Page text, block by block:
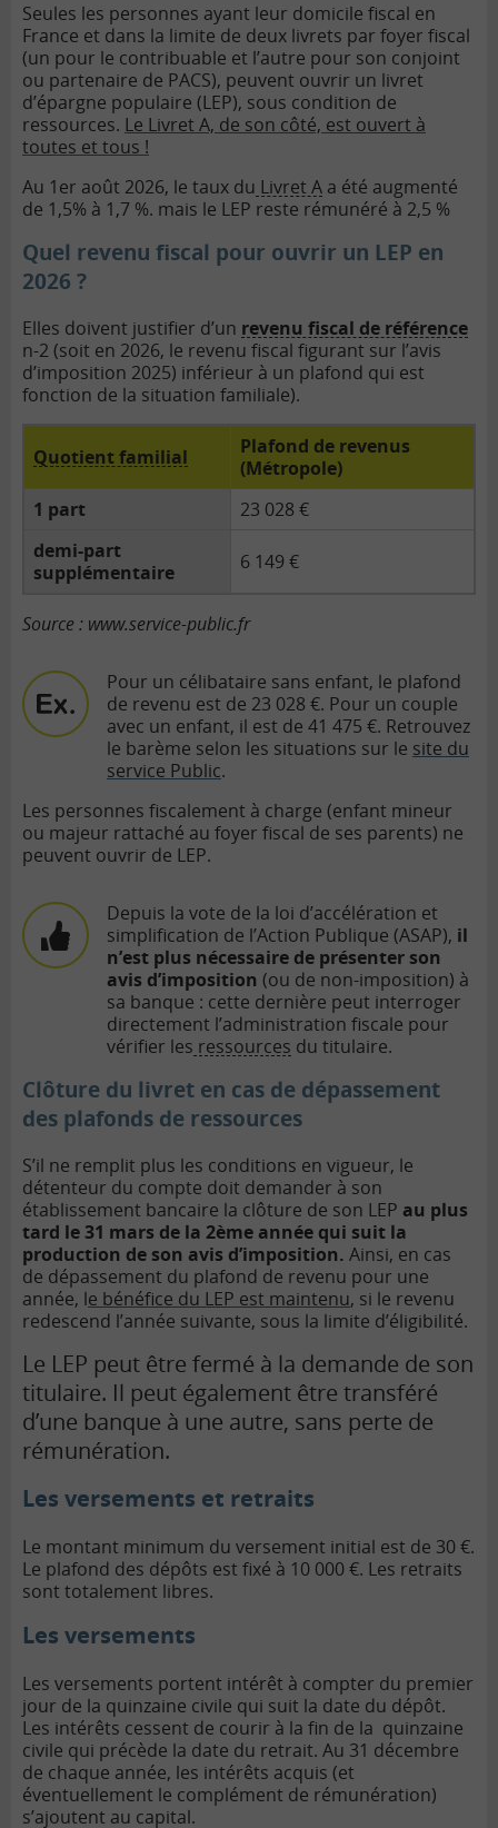
Seules les personnes ayant leur domicile fiscal en
France et dans la limite de deux livrets par foyer fiscal
(un pour le contribuable et l’autre pour son conjoint
ou partenaire de PACS), peuvent ouvrir un livret
d’épargne populaire (LEP), sous condition de
ressources. Le Livret A, de son côté, est ouvert à
toutes et tous !
Au 1er août 2026, le taux du Livret A a été augmenté
de 1,5% à 1,7 %. mais le LEP reste rémunéré à 2,5 %
Quel revenu fiscal pour ouvrir un LEP en
2026 ?
Elles doivent justifier d’un revenu fiscal de référence
n-2 (soit en 2026, le revenu fiscal figurant sur l’avis
d’imposition 2025) inférieur à un plafond qui est
fonction de la situation familiale).
Quotient familial
Plafond de revenus
(Métropole)
1 part
23 028 €
demi-part
supplémentaire
6 149 €
Source : www.service-public.fr
Pour un célibataire sans enfant, le plafond
de revenu est de 23 028 €. Pour un couple
avec un enfant, il est de 41 475 €. Retrouvez
le barème selon les situations sur le site du
service Public.
Les personnes fiscalement à charge (enfant mineur
ou majeur rattaché au foyer fiscal de ses parents) ne
peuvent ouvrir de LEP.
Depuis la vote de la loi d’accélération et
simplification de l’Action Publique (ASAP), il
n’est plus nécessaire de présenter son
avis d’imposition (ou de non-imposition) à
sa banque : cette dernière peut interroger
directement l’administration fiscale pour
vérifier les ressources du titulaire.
Clôture du livret en cas de dépassement
des plafonds de ressources
S’il ne remplit plus les conditions en vigueur, le
détenteur du compte doit demander à son
établissement bancaire la clôture de son LEP au plus
tard le 31 mars de la 2ème année qui suit la
production de son avis d’imposition. Ainsi, en cas
de dépassement du plafond de revenu pour une
année, le bénéfice du LEP est maintenu, si le revenu
redescend l’année suivante, sous la limite d’éligibilité.
Le LEP peut être fermé à la demande de son
titulaire. Il peut également être transféré
d’une banque à une autre, sans perte de
rémunération.
Les versements et retraits
Le montant minimum du versement initial est de 30 €.
Le plafond des dépôts est fixé à 10 000 €. Les retraits
sont totalement libres.
Les versements
Les versements portent intérêt à compter du premier
jour de la quinzaine civile qui suit la date du dépôt.
Les intérêts cessent de courir à la fin de la quinzaine
civile qui précède la date du retrait. Au 31 décembre
de chaque année, les intérêts acquis (et
éventuellement le complément de rémunération)
s’ajoutent au capital.